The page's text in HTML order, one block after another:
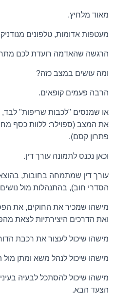
מאוד מלחיץ.
מעטפות אדומות, טלפונים
הרגשה שהאדמה רועדת לכם
ומה עושים במצב כזה?
הרבה פעמים קופאים.
או שמנסים "לכבות שריפות"
את המצב (ספוילר: ללוות כסף
פתרון קסם).
וכאן נכנס לתמונה עורך דין.
עורך דין שמתמחה בחובות,
הסדרי חוב), בהתנהלות מול
מישהו שמכיר את החוקים, את
ואת הדרכים היצירתיות לצאת
מישהו שיכול לעצור את רכבת
מישהו שיכול לנהל משא ומתן
מישהו שיכול להסתכל לבעיה
הצעד הבא.